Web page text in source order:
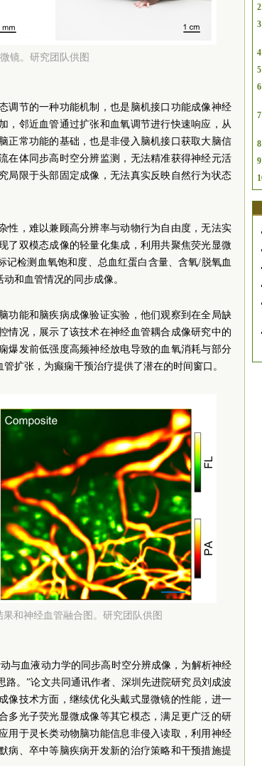
镜。研究团队供图
调节的一种功能机制，也是脑机接口功能成像神经
，邻近血管通过扩张和血氧调节进行快速响应，从
正常功能的基础，也是非侵入脑机接口获取大脑信
在体同步高时空分辨监测，无法精准获得神经元活
局限于头部固定成像，无法真实反映自然行为状态
性，难以兼顾高分辨率与动物行为自由度，无法实
了双模态成像的轻量化集成，利用共聚焦荧光显微
检测血氧饱和度、总血红蛋白含量、含氧/脱氧血
和血管情况的同步成像。
功能和脑疾病成像验证实验，他们观察到在全局缺
情况，展示了该技术在神经血管耦合成像研究中的
爆发前低强度高频神经放电导致的血氧消耗与部分
扩张，为癫痫干预治疗提供了潜在的时间窗口。
和神经血管融合图。研究团队供图
与血液动力学的同步高时空分辨成像，为解析神经
。”论文共同通讯作者、深圳先进院研究员刘成波
像技术方面，继续优化头戴式显微镜的性能，进一
多光子荧光显微成像等其它模态，满足更广泛的研
用于灵长类动物脑功能信息非侵入读取，利用神经
病、卒中等脑疾病开发新的治疗策略和干预措施提
2
3
4
5
6
7
8
9